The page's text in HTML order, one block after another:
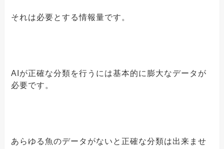
それは必要とする情報量です。
AIが正確な分類を行うには基本的に膨大なデータが
必要です。
あらゆる魚のデータがないと正確な分類は出来ませ